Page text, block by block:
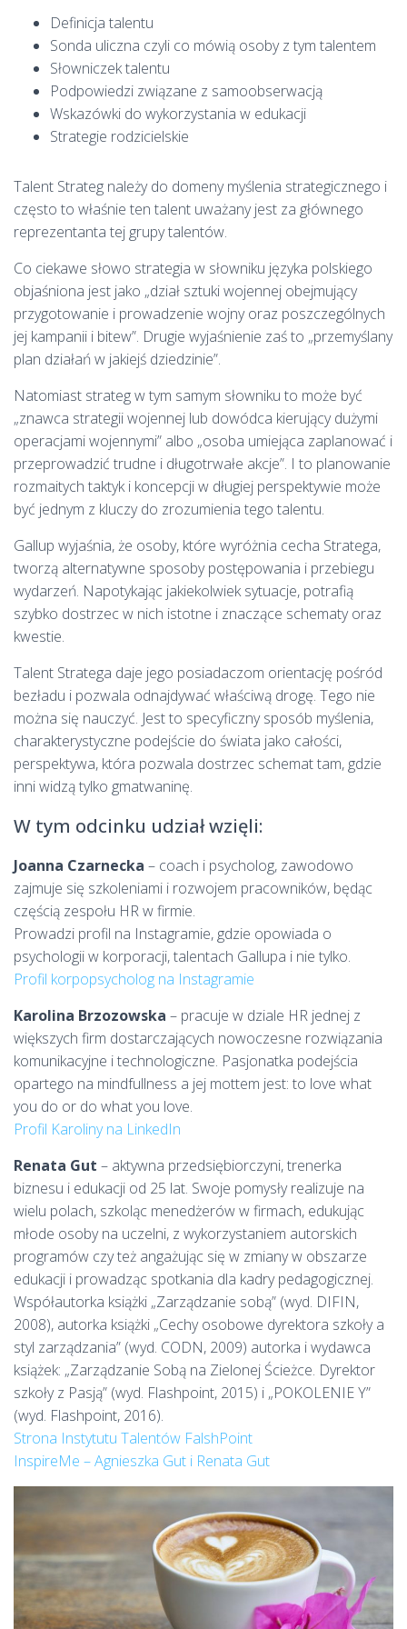
Definicja talentu
Sonda uliczna czyli co mówią osoby z tym talentem
Słowniczek talentu
Podpowiedzi związane z samoobserwacją
Wskazówki do wykorzystania w edukacji
Strategie rodzicielskie
Talent Strateg należy do domeny myślenia strategicznego i
często to właśnie ten talent uważany jest za głównego
reprezentanta tej grupy talentów.
Co ciekawe słowo strategia w słowniku języka polskiego
objaśniona jest jako „dział sztuki wojennej obejmujący
przygotowanie i prowadzenie wojny oraz poszczególnych
jej kampanii i bitew”. Drugie wyjaśnienie zaś to „przemyślany
plan działań w jakiejś dziedzinie”.
Natomiast strateg w tym samym słowniku to może być
„znawca strategii wojennej lub dowódca kierujący dużymi
operacjami wojennymi” albo „osoba umiejąca zaplanować i
przeprowadzić trudne i długotrwałe akcje”. I to planowanie
rozmaitych taktyk i koncepcji w długiej perspektywie może
być jednym z kluczy do zrozumienia tego talentu.
Gallup wyjaśnia, że osoby, które wyróżnia cecha Stratega,
tworzą alternatywne sposoby postępowania i przebiegu
wydarzeń. Napotykając jakiekolwiek sytuacje, potrafią
szybko dostrzec w nich istotne i znaczące schematy oraz
kwestie.
Talent Stratega daje jego posiadaczom orientację pośród
bezładu i pozwala odnajdywać właściwą drogę. Tego nie
można się nauczyć. Jest to specyficzny sposób myślenia,
charakterystyczne podejście do świata jako całości,
perspektywa, która pozwala dostrzec schemat tam, gdzie
inni widzą tylko gmatwaninę.
W tym odcinku udział wzięli:
Joanna Czarnecka – coach i psycholog, zawodowo
zajmuje się szkoleniami i rozwojem pracowników, będąc
częścią zespołu HR w firmie.
Prowadzi profil na Instagramie, gdzie opowiada o
psychologii w korporacji, talentach Gallupa i nie tylko.
Profil korpopsycholog na Instagramie
Karolina Brzozowska – pracuje w dziale HR jednej z
większych firm dostarczających nowoczesne rozwiązania
komunikacyjne i technologiczne. Pasjonatka podejścia
opartego na mindfullness a jej mottem jest: to love what
you do or do what you love.
Profil Karoliny na LinkedIn
Renata Gut – aktywna przedsiębiorczyni, trenerka
biznesu i edukacji od 25 lat. Swoje pomysły realizuje na
wielu polach, szkoląc menedżerów w firmach, edukując
młode osoby na uczelni, z wykorzystaniem autorskich
programów czy też angażując się w zmiany w obszarze
edukacji i prowadząc spotkania dla kadry pedagogicznej.
Współautorka książki „Zarządzanie sobą” (wyd. DIFIN,
2008), autorka książki „Cechy osobowe dyrektora szkoły a
styl zarządzania” (wyd. CODN, 2009) autorka i wydawca
książek: „Zarządzanie Sobą na Zielonej Ścieżce. Dyrektor
szkoły z Pasją” (wyd. Flashpoint, 2015) i „POKOLENIE Y”
(wyd. Flashpoint, 2016).
Strona Instytutu Talentów FalshPoint
InspireMe – Agnieszka Gut i Renata Gut